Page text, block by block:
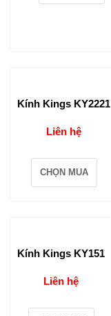
Kính Kings KY2221
Liên hệ
CHỌN MUA
Kính Kings KY151
Liên hệ